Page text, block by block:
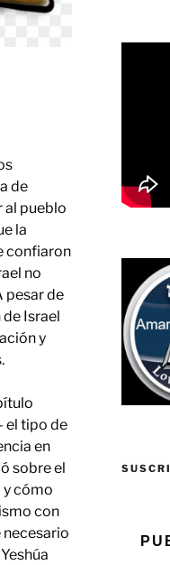
de
al pueblo
la
confiaron
no
pesar de
Israel
y
el tipo de
en
sobre el
y cómo
con
necesario